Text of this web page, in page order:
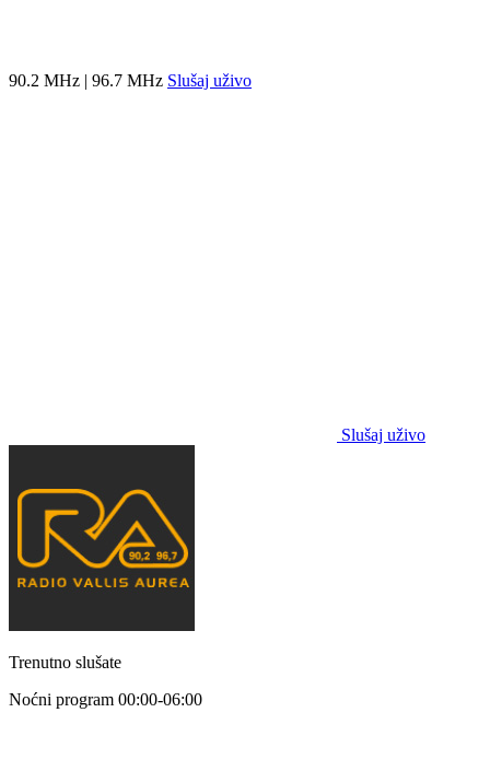
90.2 MHz | 96.7 MHz Slušaj uživo
Slušaj uživo
Trenutno slušate
Noćni program 00:00-06:00